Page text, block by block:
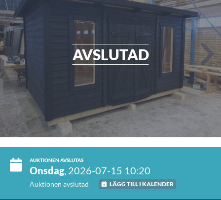
AVSLUTAD
AUKTIONEN AVSLUTAS
Onsdag, 2026-07-15 10:20
Auktionen avslutad LÄGG TILL I KALENDER